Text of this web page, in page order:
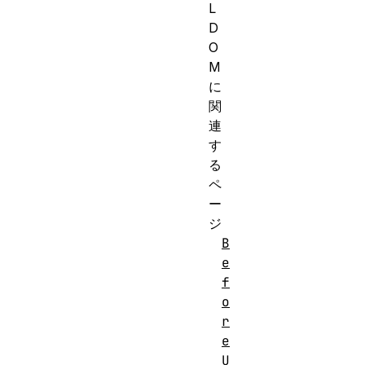
L
D
O
M
に
関
連
す
る
ペ
ー
ジ
B
e
f
o
r
e
U